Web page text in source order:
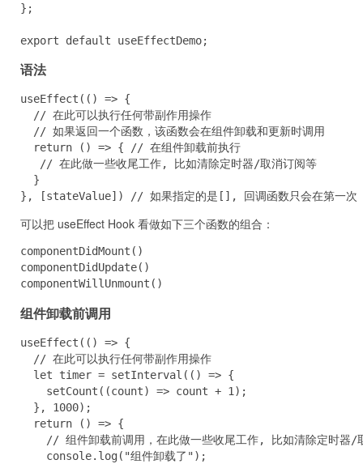
};
export default useEffectDemo;
语法
useEffect(() => {
// 在此可以执行任何带副作用操作
// 如果返回一个函数，该函数会在组件卸载和更新时调用
return () => { // 在组件卸载前执行
// 在此做一些收尾工作, 比如清除定时器/取消订阅等
}
}, [stateValue]) // 如果指定的是[], 回调函数只会在第一次
可以把 useEffect Hook 看做如下三个函数的组合：
componentDidMount()
componentDidUpdate()
componentWillUnmount()
组件卸载前调用
useEffect(() => {
// 在此可以执行任何带副作用操作
let timer = setInterval(() => {
setCount((count) => count + 1);
}, 1000);
return () => {
// 组件卸载前调用，在此做一些收尾工作, 比如清除定时器/
console.log("组件卸载了");